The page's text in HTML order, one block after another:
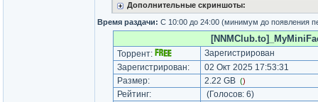
Дополнительные скриншоты:
Время раздачи: С 10:00 до 24:00 (минимум до появления
Торрент:
Зарегистрирован
Зарегистрирован:
02 Окт 2025 17:53:31
Размер:
2.22 GB ()
Рейтинг: (Голосов: 6)